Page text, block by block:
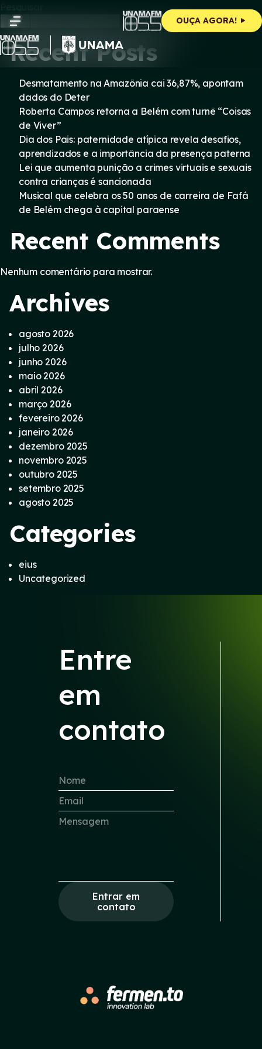
content
OUÇA AGORA!
Pesquisar
Pesquisar
Recent Posts
Desmatamento na Amazônia cai 36,87%, apontam
dados do Deter
Roberta Campos retorna a Belém com turnê “Coisas
de Viver”
Dia dos Pais: paternidade atípica revela desafios,
aprendizados e a importância da presença paterna
Lei que aumenta punição a crimes virtuais e sexuais
contra crianças é sancionada
Musical que celebra os 50 anos de carreira de Fafá
de Belém chega à capital paraense
Recent Comments
Nenhum comentário para mostrar.
Archives
agosto 2026
julho 2026
junho 2026
maio 2026
abril 2026
março 2026
fevereiro 2026
janeiro 2026
dezembro 2025
novembro 2025
outubro 2025
setembro 2025
agosto 2025
Categories
eius
Uncategorized
Entre
em
contato
Entrar em
contato